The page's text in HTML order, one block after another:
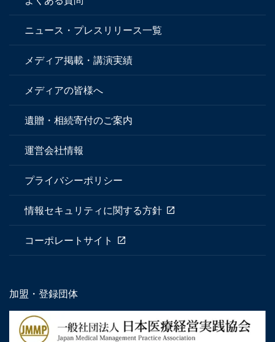
ニュース・プレスリリース一覧
メディア掲載・講演実績
メディアの皆様へ
遺贈・相続寄付のご案内
運営会社情報
プライバシーポリシー
情報セキュリティに関する方針
コーポレートサイト
加盟・登録団体